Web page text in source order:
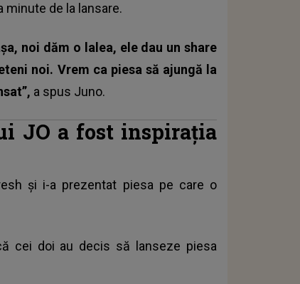
de la lansare.
noi dăm o lalea, ele dau un share
noi. Vrem ca piesa să ajungă la
a spus Juno.
JO a fost inspirația
și i-a prezentat piesa pe care o
cei doi au decis să lanseze piesa